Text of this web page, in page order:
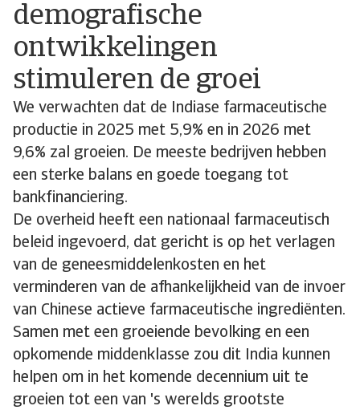
demografische
ontwikkelingen
stimuleren de groei
We verwachten dat de Indiase farmaceutische
productie in 2025 met 5,9% en in 2026 met
9,6% zal groeien. De meeste bedrijven hebben
een sterke balans en goede toegang tot
bankfinanciering.
De overheid heeft een nationaal farmaceutisch
beleid ingevoerd, dat gericht is op het verlagen
van de geneesmiddelenkosten en het
verminderen van de afhankelijkheid van de invoer
van Chinese actieve farmaceutische ingrediënten.
Samen met een groeiende bevolking en een
opkomende middenklasse zou dit India kunnen
helpen om in het komende decennium uit te
groeien tot een van 's werelds grootste